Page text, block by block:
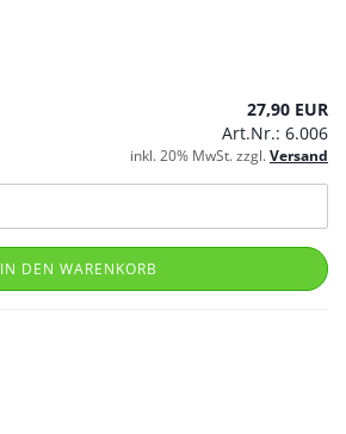
27,90 EUR
Art.Nr.: 6.006
inkl. 20% MwSt. zzgl.Versand
IN DEN WARENKORB